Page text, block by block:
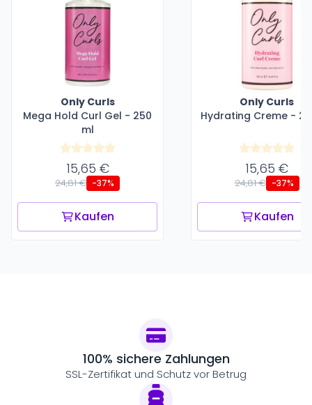
Only Curls
Mega Hold Curl Gel - 250
ml
15,65 €
24,81 € -37%
Kaufen
Only Curls
Hydrating Creme -
15,65 €
24,81 € -37%
Kaufen
100% sichere Zahlungen
SSL-Zertifikat und Schutz vor Betrug